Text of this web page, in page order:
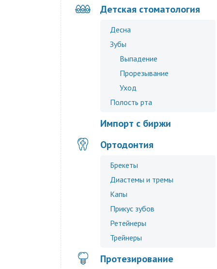
Детская стоматология
Десна
Зубы
Выпадение
Прорезывание
Уход
Полость рта
Импорт с биржи
Ортодонтия
Брекеты
Диастемы и тремы
Капы
Прикус зубов
Ретейнеры
Трейнеры
Протезирование